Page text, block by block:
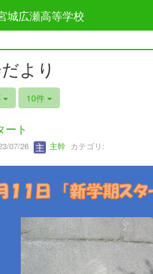
城広瀬高等学校
より
10件
ート
07/26 主幹 カテゴリ: